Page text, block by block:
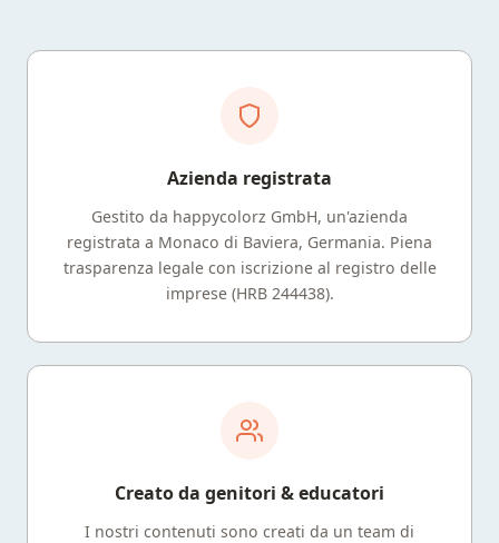
Azienda registrata
Gestito da happycolorz GmbH, un'azienda
registrata a Monaco di Baviera, Germania. Piena
trasparenza legale con iscrizione al registro delle
imprese (HRB 244438).
Creato da genitori & educatori
I nostri contenuti sono creati da un team di